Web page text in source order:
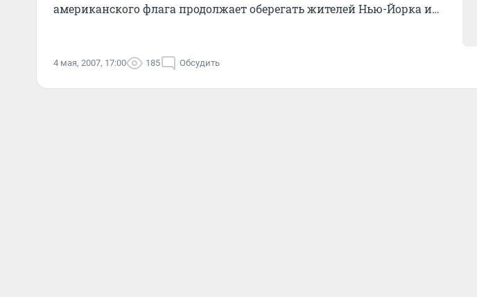
американского флага продолжает оберегать жителей Нью-Йорка и
4 мая, 2007, 17:00 185 Обсудить